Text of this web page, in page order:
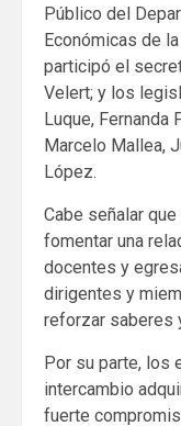
Público del
Económicas de
participó el
Velert; y los
Luque, Fernanda
Marcelo Mallea,
López.
Cabe señalar
fomentar una
docentes y
dirigentes y
reforzar saberes
Por su parte, los
intercambio
fuerte